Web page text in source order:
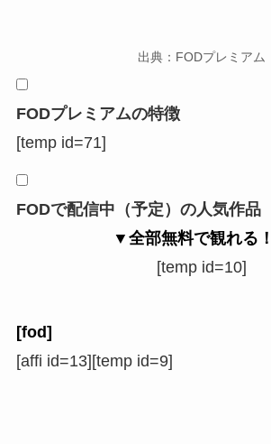
出典：FODプレミアム
FODプレミアムの特徴
[temp id=71]
FODで配信中（予定）の人気作品
▼全部無料で観れる
[temp id=10]
[fod]
[affi id=13][temp id=9]